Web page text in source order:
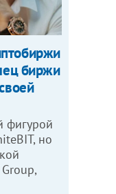
биржи
фигурой
но